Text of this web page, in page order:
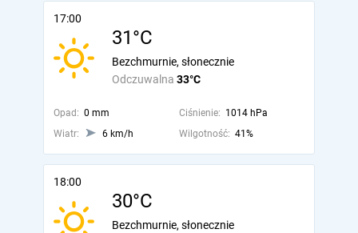
17:00
31°C
Odczuwalna 33°C
Bezchmurnie, słonecznie
Opad: 0 mm Ciśnienie: 1014 hPa
Wiatr:
6 km/h Wilgotność: 41%
18:00
30°C
Bezchmurnie, słonecznie